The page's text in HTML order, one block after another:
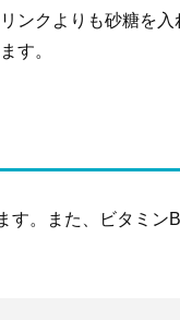
ンクよりも砂糖を
す。
。また、ビタミン